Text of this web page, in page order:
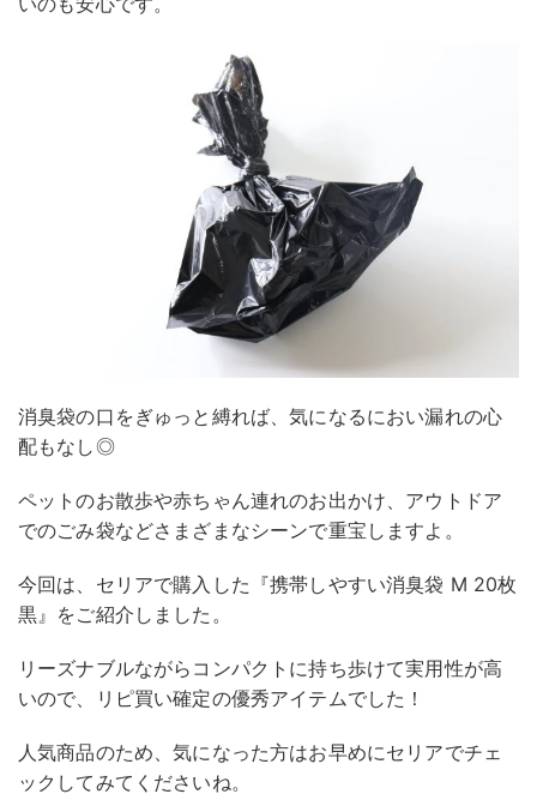
消臭袋の口をぎゅっと縛れば、気になるにおい漏れの心
配もなし◎
ペットのお散歩や赤ちゃん連れのお出かけ、アウトドア
でのごみ袋などさまざまなシーンで重宝しますよ。
今回は、セリアで購入した『携帯しやすい消臭袋 M 20枚
黒』をご紹介しました。
リーズナブルながらコンパクトに持ち歩けて実用性が高
いので、リピ買い確定の優秀アイテムでした！
人気商品のため、気になった方はお早めにセリアでチェ
ックしてみてくださいね。